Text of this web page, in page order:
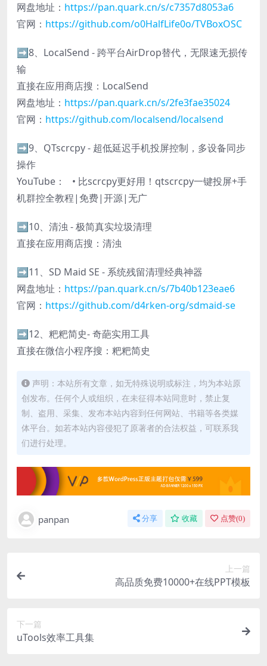
网盘地址： https://pan.quark.cn/s/c7357d8053a6
官网： https://github.com/o0HalfLife0o/TVBoxOSC
➡️8、LocalSend - 跨平台AirDrop替代，无限速无损传
输
直接在应用商店搜：LocalSend
网盘地址： https://pan.quark.cn/s/2fe3fae35024
官网： https://github.com/localsend/localsend
➡️9、QTscrcpy - 超低延迟手机投屏控制，多设备同步
操作
YouTube： • 比scrcpy更好用！qtscrcpy一键投屏+手
机群控全教程|免费|开源|无广
➡️10、清浊 - 极简真实垃圾清理
直接在应用商店搜：清浊
➡️11、SD Maid SE - 系统残留清理经典神器
网盘地址： https://pan.quark.cn/s/7b40b123eae6
官网： https://github.com/d4rken-org/sdmaid-se
➡️12、粑粑简史- 奇葩实用工具
直接在微信小程序搜：粑粑简史
声明：本站所有文章，如无特殊说明或标注，均为本站原
创发布。任何个人或组织，在未征得本站同意时，禁止复
制、盗用、采集、发布本站内容到任何网站、书籍等各类媒
体平台。如若本站内容侵犯了原著者的合法权益，可联系我
们进行处理。
panpan 分享 收藏 点赞(0)
上一篇
高品质免费10000+在线PPT模板
下一篇
uTools效率工具集